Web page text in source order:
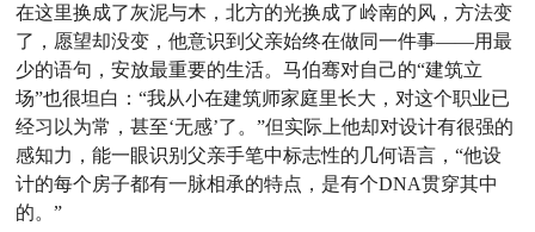
在这里换成了灰泥与木，北方的光换成了岭南的风，方法变
了，愿望却没变，他意识到父亲始终在做同一件事——用最
少的语句，安放最重要的生活。马伯骞对自己的“建筑立
场”也很坦白：“我从小在建筑师家庭里长大，对这个职业已
经习以为常，甚至‘无感’了。”但实际上他却对设计有很强的
感知力，能一眼识别父亲手笔中标志性的几何语言，“他设
计的每个房子都有一脉相承的特点，是有个DNA贯穿其中
的。”